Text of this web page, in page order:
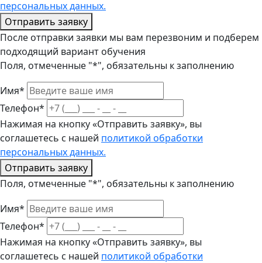
персональных данных.
Отправить заявку
После отправки заявки мы вам перезвоним и подберем
подходящий вариант обучения
Поля, отмеченные "*", обязательны к заполнению
Имя*
Телефон*
Нажимая на кнопку «Отправить заявку», вы
соглашетесь с нашей политикой обработки
персональных данных.
Отправить заявку
Поля, отмеченные "*", обязательны к заполнению
Имя*
Телефон*
Нажимая на кнопку «Отправить заявку», вы
соглашетесь с нашей политикой обработки